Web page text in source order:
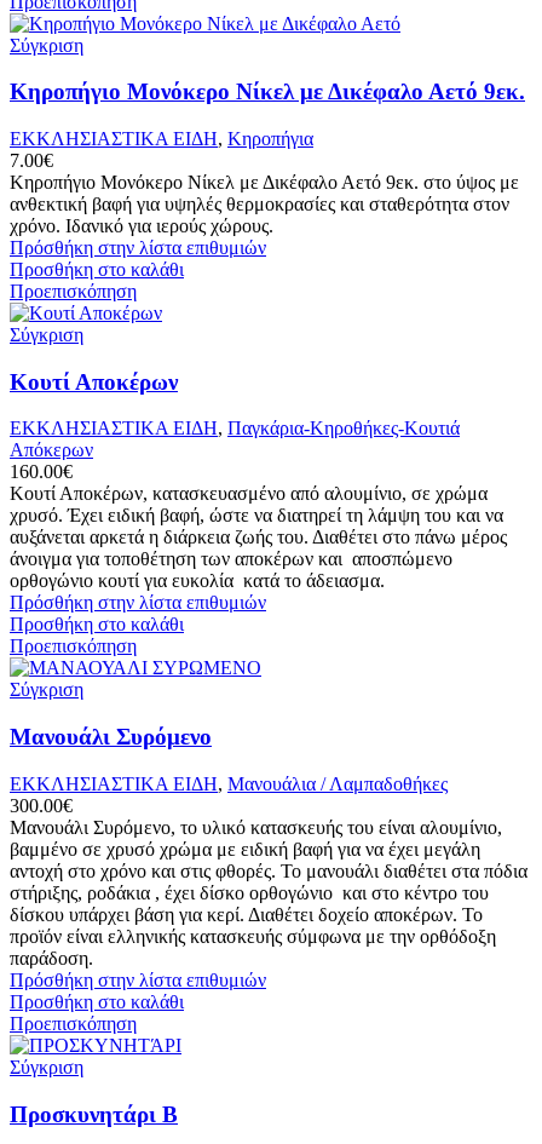
Σύγκριση
Κηροπήγιο Μονόκερο Νίκελ με Δικέφαλο Αετό 9εκ.
ΕΚΚΛΗΣΙΑΣΤΙΚΑ ΕΙΔΗ, Κηροπήγια
7.00€
Κηροπήγιο Μονόκερο Νίκελ με Δικέφαλο Αετό 9εκ. στο ύψος με
ανθεκτική βαφή για υψηλές θερμοκρασίες και σταθερότητα στον
χρόνο. Ιδανικό για ιερούς χώρους.
Πρόσθήκη στην λίστα επιθυμιών
Προσθήκη στο καλάθι
Προεπισκόπηση
Σύγκριση
Κουτί Αποκέρων
ΕΚΚΛΗΣΙΑΣΤΙΚΑ ΕΙΔΗ, Παγκάρια-Κηροθήκες-Κουτιά
Απόκερων
160.00€
Κουτί Αποκέρων, κατασκευασμένο από αλουμίνιο, σε χρώμα
χρυσό. Έχει ειδική βαφή, ώστε να διατηρεί τη λάμψη του και να
αυξάνεται αρκετά η διάρκεια ζωής του. Διαθέτει στο πάνω μέρος
άνοιγμα για τοποθέτηση των αποκέρων και αποσπώμενο
ορθογώνιο κουτί για ευκολία κατά το άδειασμα.
Πρόσθήκη στην λίστα επιθυμιών
Προσθήκη στο καλάθι
Προεπισκόπηση
Σύγκριση
Μανουάλι Συρόμενο
ΕΚΚΛΗΣΙΑΣΤΙΚΑ ΕΙΔΗ, Μανουάλια / Λαμπαδοθήκες
300.00€
Μανουάλι Συρόμενο, το υλικό κατασκευής του είναι αλουμίνιο,
βαμμένο σε χρυσό χρώμα με ειδική βαφή για να έχει μεγάλη
αντοχή στο χρόνο και στις φθορές. Το μανουάλι διαθέτει στα πόδια
στήριξης, ροδάκια , έχει δίσκο ορθογώνιο και στο κέντρο του
δίσκου υπάρχει βάση για κερί. Διαθέτει δοχείο αποκέρων. Το
προϊόν είναι ελληνικής κατασκευής σύμφωνα με την ορθόδοξη
παράδοση.
Πρόσθήκη στην λίστα επιθυμιών
Προσθήκη στο καλάθι
Προεπισκόπηση
Σύγκριση
Προσκυνητάρι Β